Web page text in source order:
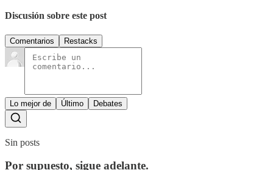
Discusión sobre este post
Comentarios Restacks
Lo mejor de Último Debates
Sin posts
Por supuesto, sigue adelante.